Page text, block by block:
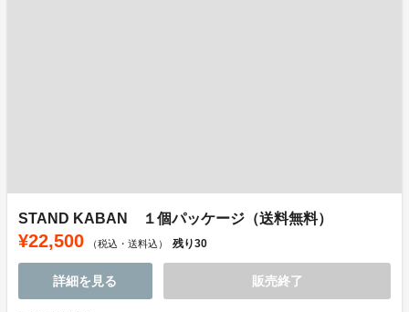
STAND KABAN １個パッケージ（送料無料）
¥22,500 （税込・送料込） 残り30
詳細を見る 販売終了